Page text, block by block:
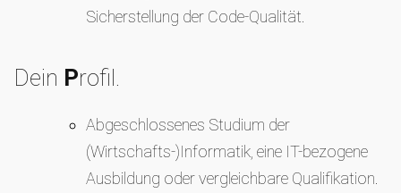
Sicherstellung der Code-Qualität.
Dein Profil.
Abgeschlossenes Studium der
(Wirtschafts-)Informatik, eine IT-bezogene
Ausbildung oder vergleichbare Qualifikation.